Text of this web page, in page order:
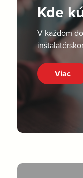
Kde
V každom
Viac